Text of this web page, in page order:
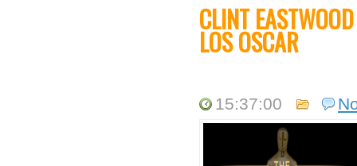
CLINT
LOS OSCAR
15:37:00